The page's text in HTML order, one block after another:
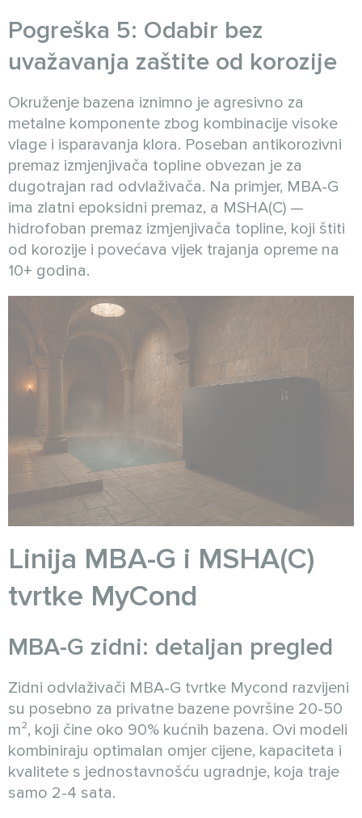
Pogreška 5: Odabir bez
uvažavanja zaštite od korozije
Okruženje bazena iznimno je agresivno za
metalne komponente zbog kombinacije visoke
vlage i isparavanja klora. Poseban antikorozivni
premaz izmjenjivača topline obvezan je za
dugotrajan rad odvlaživača. Na primjer, MBA-G
ima zlatni epoksidni premaz, a MSHA(C) —
hidrofoban premaz izmjenjivača topline, koji štiti
od korozije i povećava vijek trajanja opreme na
10+ godina.
Linija MBA-G i MSHA(C)
tvrtke MyCond
MBA-G zidni: detaljan pregled
Zidni odvlaživači MBA-G tvrtke Mycond razvijeni
su posebno za privatne bazene površine 20-50
m², koji čine oko 90% kućnih bazena. Ovi modeli
kombiniraju optimalan omjer cijene, kapaciteta i
kvalitete s jednostavnošću ugradnje, koja traje
samo 2-4 sata.